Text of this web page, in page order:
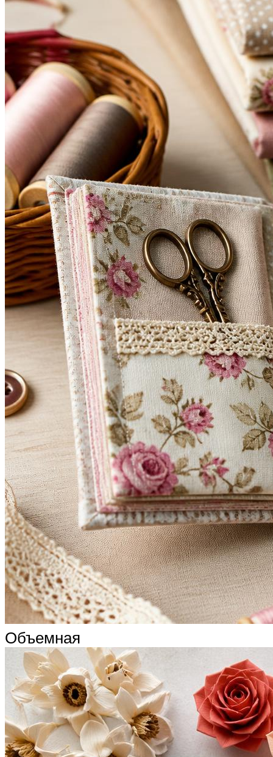
Объемная